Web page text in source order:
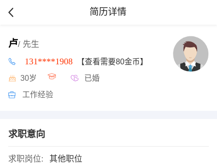
简历详情
卢/ 先生
131****1908 【查看需要80金币】
30岁 已婚
工作经验
求职意向
求职岗位:
其他职位